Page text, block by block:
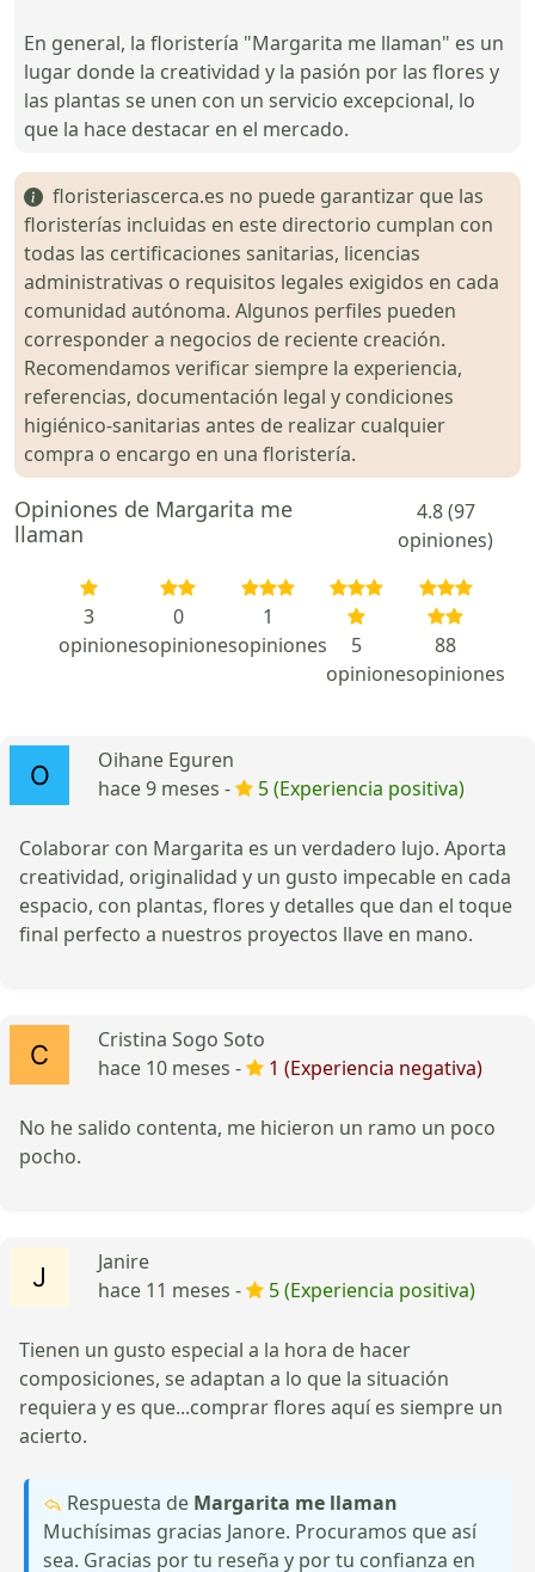
En general, la floristería "Margarita me llaman" es un
lugar donde la creatividad y la pasión por las flores y
las plantas se unen con un servicio excepcional, lo
que la hace destacar en el mercado.
floristeriascerca.es no puede garantizar que las
floristerías incluidas en este directorio cumplan con
todas las certificaciones sanitarias, licencias
administrativas o requisitos legales exigidos en cada
comunidad autónoma. Algunos perfiles pueden
corresponder a negocios de reciente creación.
Recomendamos verificar siempre la experiencia,
referencias, documentación legal y condiciones
higiénico-sanitarias antes de realizar cualquier
compra o encargo en una floristería.
Opiniones de Margarita me
llaman
4.8 (97
opiniones)
3
opiniones
0
opiniones
1
opiniones
5
opiniones
88
opiniones
Oihane Eguren
hace 9 meses -
5 (Experiencia positiva)
Colaborar con Margarita es un verdadero lujo. Aporta
creatividad, originalidad y un gusto impecable en cada
espacio, con plantas, flores y detalles que dan el toque
final perfecto a nuestros proyectos llave en mano.
Cristina Sogo Soto
hace 10 meses -
1 (Experiencia negativa)
No he salido contenta, me hicieron un ramo un poco
pocho.
Janire
hace 11 meses -
5 (Experiencia positiva)
Tienen un gusto especial a la hora de hacer
composiciones, se adaptan a lo que la situación
requiera y es que...comprar flores aquí es siempre un
acierto.
Respuesta de Margarita me llaman
Muchísimas gracias Janore. Procuramos que así
sea. Gracias por tu reseña y por tu confianza en